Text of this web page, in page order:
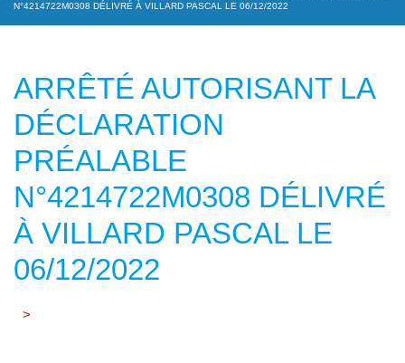
N°4214722M0308 DÉLIVRÉ À VILLARD PASCAL LE 06/12/2022
ARRÊTÉ AUTORISANT LA
DÉCLARATION
PRÉALABLE
N°4214722M0308 DÉLIVRÉ
À VILLARD PASCAL LE
06/12/2022
>